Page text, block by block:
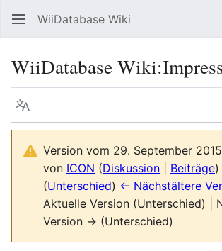
WiiDatabase Wiki
WiiDatabase Wiki:
Sprache
Version vom 29. September
von ICON (Diskussion Beiträge)
(Unterschied) ← Nächstältere
Aktuelle Version (Unterschied) |
Version → (Unterschied)